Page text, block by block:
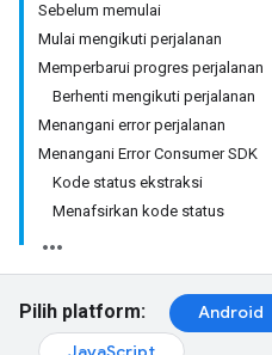
Sebelum memulai
Mulai mengikuti perjalanan
Memperbarui progres perjalanan
Berhenti mengikuti perjalanan
Menangani error perjalanan
Menangani Error Consumer SDK
Kode status ekstraksi
Menafsirkan kode status
Pilih platform: Android